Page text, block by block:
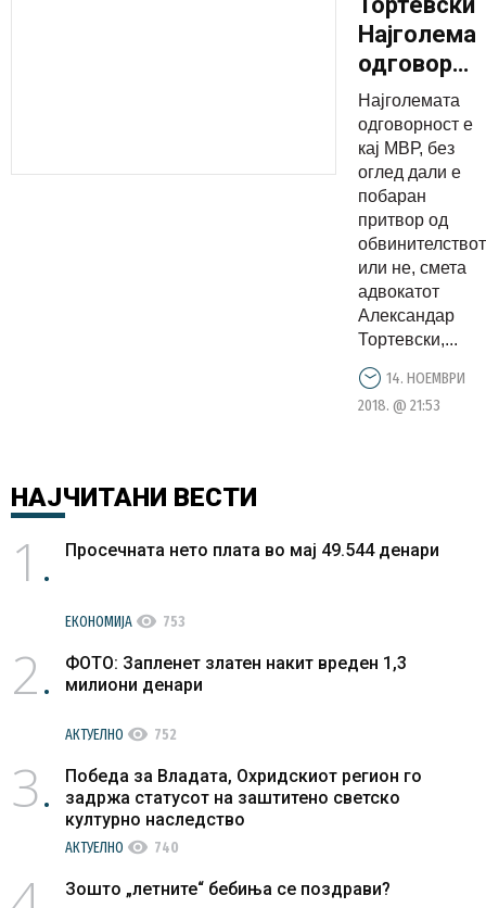
е кај МВР
Најголемата
одговорност е
кај МВР, без
оглед дали е
побаран
притвор од
или не, смета
адвокатот
Александар
Тортевски,...
14. НОЕМВРИ
2018. @ 21:53
НАЈЧИТАНИ ВЕСТИ
1 Просечната нето плата во мај 49.544 денари
ЕКОНОМИЈА visibility 753
2
ФОТО: Запленет златен накит вреден 1,3
милиони денари
АКТУЕЛНО visibility 752
3
Победа за Владата, Охридскиот регион го
задржа статусот на заштитено светско
културно наследство
АКТУЕЛНО visibility 740
Зошто „летните“ бебиња се поздрави?